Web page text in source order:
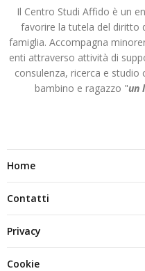
Il Centro Studi Affido è un
favorire la tutela del diritto
famiglia. Accompagna
enti attraverso attività di
consulenza, ricerca e studio
bambino e ragazzo "un
Home
Contatti
Privacy
Cookie